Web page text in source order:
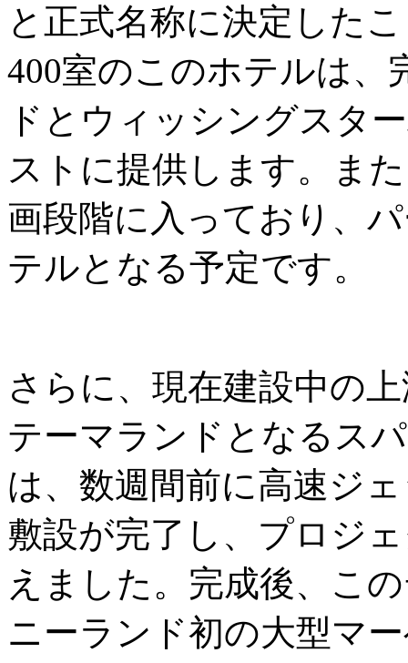
と正式名称に決定した
400室のこのホテルは、
ドとウィッシングスタ
ストに提供します。ま
画段階に入っており、
テルとなる予定です。
さらに、現在建設中の
テーマランドとなるス
は、数週間前に高速ジ
敷設が完了し、プロジ
えました。完成後、こ
ニーランド初の大型マ